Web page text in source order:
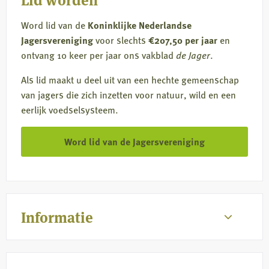
Informatie
Word lid van de Koninklijke Nederlandse
Jagersverenigingvoor slechts €207,50 per jaar en
ontvang 10 keer per jaar ons vakblad de Jager.
Als lid maakt u deel uit van een hechte gemeenschap
van jagers die zich inzetten voor natuur, wild en een
eerlijk voedselsysteem.
Word lid van de Jagersvereniging